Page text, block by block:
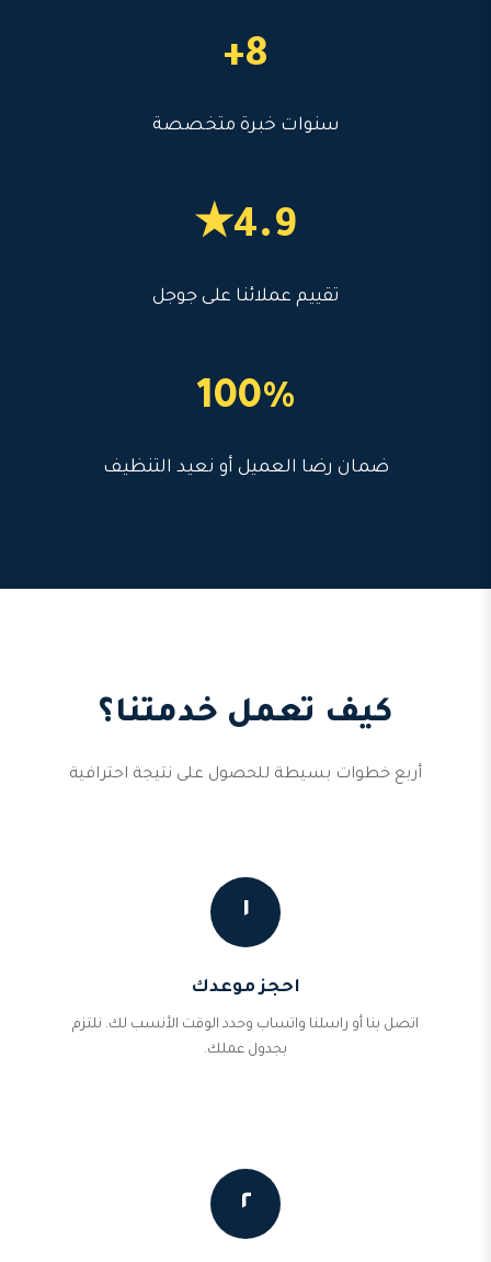
8+
سنوات خبرة متخصصة
4.9★
تقييم عملائنا على جوجل
100%
ضمان رضا العميل أو نعيد التنظيف
كيف تعمل خدمتنا؟
أربع خطوات بسيطة للحصول على نتيجة احترافية
١
احجز موعدك
اتصل بنا أو راسلنا واتساب وحدد الوقت الأنسب لك. نلتزم
بجدول عملك.
٢